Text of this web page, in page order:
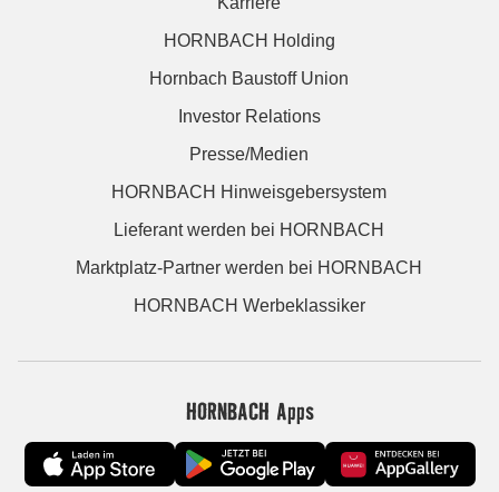
HORNBACH Holding
Hornbach Baustoff Union
Investor Relations
Presse/Medien
HORNBACH Hinweisgebersystem
Lieferant werden bei HORNBACH
Marktplatz-Partner werden bei HORNBACH
HORNBACH Werbeklassiker
HORNBACH Apps